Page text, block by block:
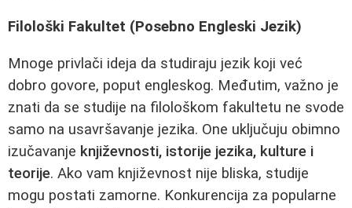
Filološki Fakultet (Posebno Engleski Jezik)
Mnoge privlači ideja da studiraju jezik koji već
dobro govore, poput engleskog. Međutim, važno je
znati da se studije na filološkom fakultetu ne svode
samo na usavršavanje jezika. One uključuju obimno
izučavanje književnosti, istorije jezika, kulture i
teorije. Ako vam književnost nije bliska, studije
mogu postati zamorne. Konkurencija za popularne